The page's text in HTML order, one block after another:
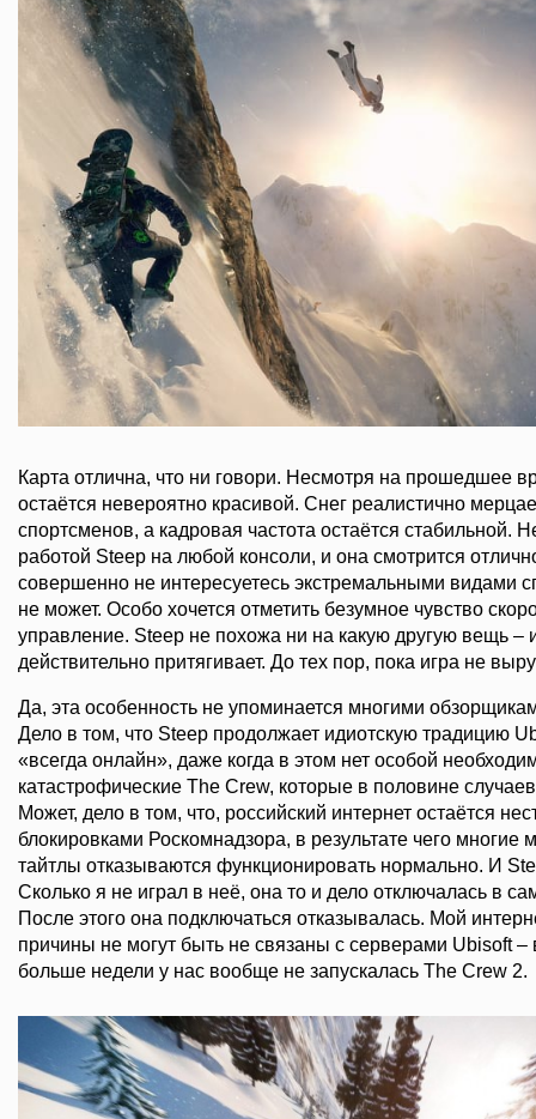
Карта отлична, что ни говори. Несмотря на прошедшее
остаётся невероятно красивой. Снег реалистично
спортсменов, а кадровая частота остаётся стабильной.
работой Steep на любой консоли, и она смотрится
совершенно не интересуетесь экстремальными видами
не может. Особо хочется отметить безумное чувство
управление. Steep не похожа ни на какую другую вещь –
действительно притягивает. До тех пор, пока игра не
Да, эта особенность не упоминается многими
Дело в том, что Steep продолжает идиотскую традицию
«всегда онлайн», даже когда в этом нет особой
катастрофические The Crew, которые в половине
Может, дело в том, что, российский интернет остаётся
блокировками Роскомнадзора, в результате чего многие
тайтлы отказываются функционировать нормально. И
Сколько я не играл в неё, она то и дело отключалась в
После этого она подключаться отказывалась. Мой
причины не могут быть не связаны с серверами Ubisoft –
больше недели у нас вообще не запускалась The Crew 2.